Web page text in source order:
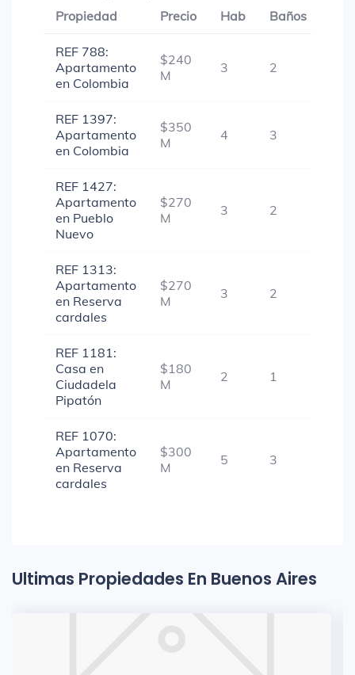
Propiedad
Precio Hab Baños
REF 788:
Apartamento
en Colombia
$240
M
3 2
REF 1397:
Apartamento
en Colombia
$350
M
4 3
REF 1427:
Apartamento
en Pueblo
Nuevo
$270
M
3 2
REF 1313:
Apartamento
en Reserva
cardales
$270
M
3 2
REF 1181:
Casa en
Ciudadela
Pipatón
$180
M
2 1
REF 1070:
Apartamento
en Reserva
cardales
$300
M
5 3
Ultimas Propiedades En Buenos Aires